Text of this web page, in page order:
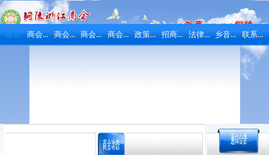
首页 商会概况 商会动态 商会活动 商会风采 政策法规 招商引资 法律维权 乡音乡情 联系我们